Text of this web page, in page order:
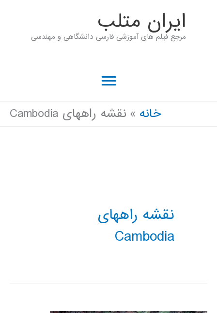
ايران متلب
مرجع فیلم های آموزشی فارسی دانشگاهی و مهندسی
فهرست
اصلی
خانه نقشه راههای Cambodia
نقشه راههای
Cambodia